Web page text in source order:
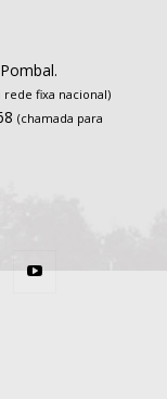
rede fixa nacional)
(chamada para